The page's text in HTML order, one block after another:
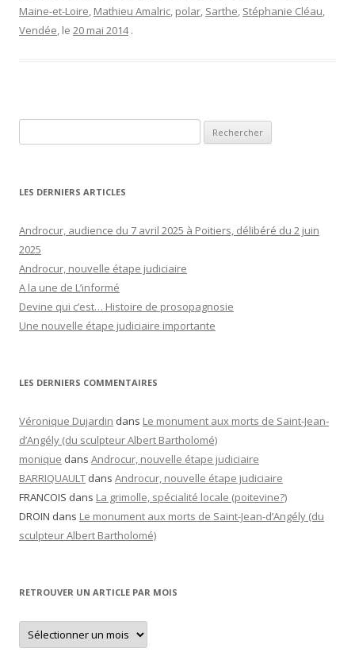
Maine-et-Loire, Mathieu Amalric, polar, Sarthe, Stéphanie Cléau,
Vendée, le 20 mai 2014 .
LES DERNIERS ARTICLES
Androcur, audience du 7 avril 2025 à Poitiers, délibéré du 2 juin
2025
Androcur, nouvelle étape judiciaire
A la une de L’informé
Devine qui c’est… Histoire de prosopagnosie
Une nouvelle étape judiciaire importante
LES DERNIERS COMMENTAIRES
Véronique Dujardin dans Le monument aux morts de Saint-Jean-
d’Angély (du sculpteur Albert Bartholomé)
monique dans Androcur, nouvelle étape judiciaire
BARRIQUAULT dans Androcur, nouvelle étape judiciaire
FRANCOIS dans La grimolle, spécialité locale (poitevine?)
DROIN dans Le monument aux morts de Saint-Jean-d’Angély (du
sculpteur Albert Bartholomé)
RETROUVER UN ARTICLE PAR MOIS
Retrouver
un
article